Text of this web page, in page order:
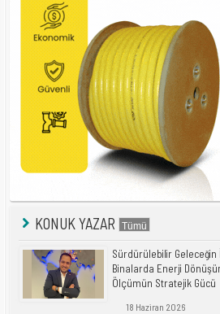
KONUK YAZAR
Sürdürülebilir Geleceğin
Binalarda Enerji
Ölçümün Stratejik Gücü
18 Haziran 2026